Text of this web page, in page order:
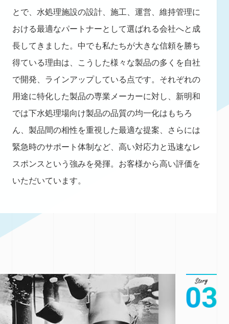
とで、水処理施設の設計、施工、運営、維持管理に
おける最適なパートナーとして選ばれる会社へと成
長してきました。中でも私たちが大きな信頼を勝ち
得ている理由は、こうした様々な製品の多くを自社
で開発、ラインアップしている点です。それぞれの
用途に特化した製品の専業メーカーに対し、新明和
では下水処理場向け製品の品質の均一化はもちろ
ん、製品間の相性を重視した最適な提案、さらには
緊急時のサポート体制など、高い対応力と迅速なレ
スポンスという強みを発揮。お客様から高い評価を
いただいています。